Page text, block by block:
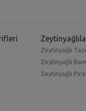
Zeytinyağlı
Zeytinyağlı
Zeytinyağlı